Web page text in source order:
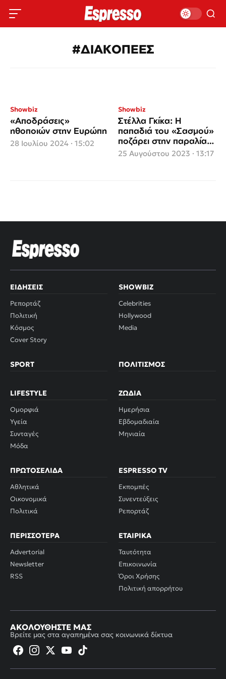
#ΔΙΑΚΟΠΕΕΣ
Showbiz
«Αποδράσεις»
ηθοποιών στην Ευρώπη
28 Ιουλίου 2024 · 15:02
Showbiz
Στέλλα Γκίκα: Η
παπαδιά του «Σασμού»
ποζάρει στην παραλία
μετά τις βουτιές της
25 Αυγούστου 2023 · 13:17
ΕΙΔΉΣΕΙΣ
Ρεπορτάζ
Πολιτική
Κόσμος
Cover Story
SHOWBIZ
Celebrities
Hollywood
Media
SPORT ΠΟΛΙΤΙΣΜΌΣ
LIFESTYLE
Ομορφιά
Υγεία
Συνταγές
Μόδα
ΖΏΔΙΑ
Ημερήσια
Εβδομαδιαία
Μηνιαία
ΠΡΩΤΟΣΈΛΙΔΑ
Αθλητικά
Οικονομικά
Πολιτικά
ESPRESSO TV
Εκπομπές
Συνεντεύξεις
Ρεπορτάζ
ΠΕΡΙΣΣΌΤΕΡΑ
Advertorial
Newsletter
RSS
ΕΤΑΙΡΙΚΆ
Ταυτότητα
Επικοινωνία
Όροι Χρήσης
Πολιτική απορρήτου
ΑΚΟΛΟΥΘΉΣΤΕ ΜΑΣ
Βρείτε μας στα αγαπημένα σας κοινωνικά δίκτυα